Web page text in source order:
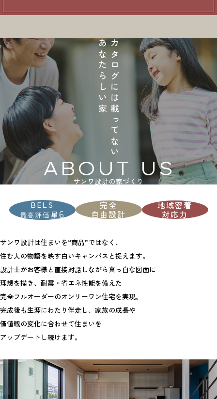
カタログには載ってない
あなたらしい家
ABOUT US
サンワ設計の家づくり
BELS
最高評価 星6
完全
自由設計
地域密着
対応力
サンワ設計は住まいを“商品”ではなく、
住む人の物語を映す白いキャンバスと捉えます。
設計士がお客様と直接対話しながら真っ白な図面に
理想を描き、耐震・省エネ性能を備えた
完全フルオーダーのオンリーワン住宅を実現。
完成後も生涯にわたり伴走し、家族の成長や
価値観の変化に合わせて住まいを
アップデートし続けます。